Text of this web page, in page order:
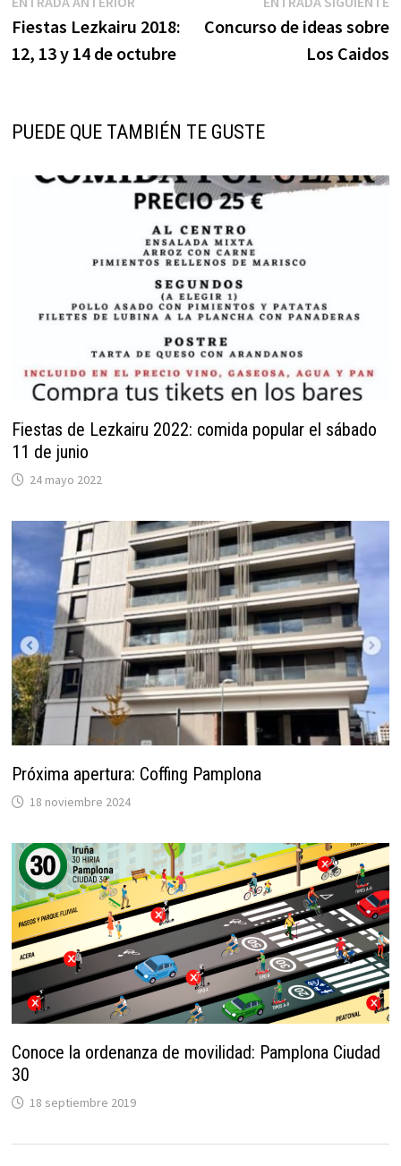
de
entradas
anterior:
Fiestas Lezkairu 2018:
12, 13 y 14 de octubre
Concurso de ideas sobre
Los Caidos
PUEDE QUE TAMBIÉN TE GUSTE
Fiestas de Lezkairu 2022: comida popular el sábado
11 de junio
24 mayo 2022
Próxima apertura: Coffing Pamplona
18 noviembre 2024
Conoce la ordenanza de movilidad: Pamplona Ciudad
30
18 septiembre 2019